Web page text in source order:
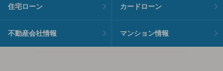
住宅ローン カードローン
不動産会社情報 マンション情報